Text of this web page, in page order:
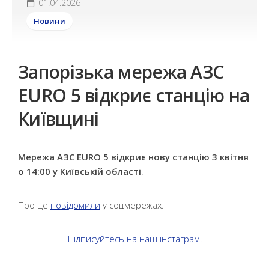
01.04.2026
Новини
Запорізька мережа АЗС
EURO 5 відкриє станцію на
Київщині
Мережа АЗС EURO 5 відкриє нову станцію 3 квітня
о 14:00 у Київській області.
Про це повідомили у соцмережах.
Підписуйтесь на наш інстаграм!